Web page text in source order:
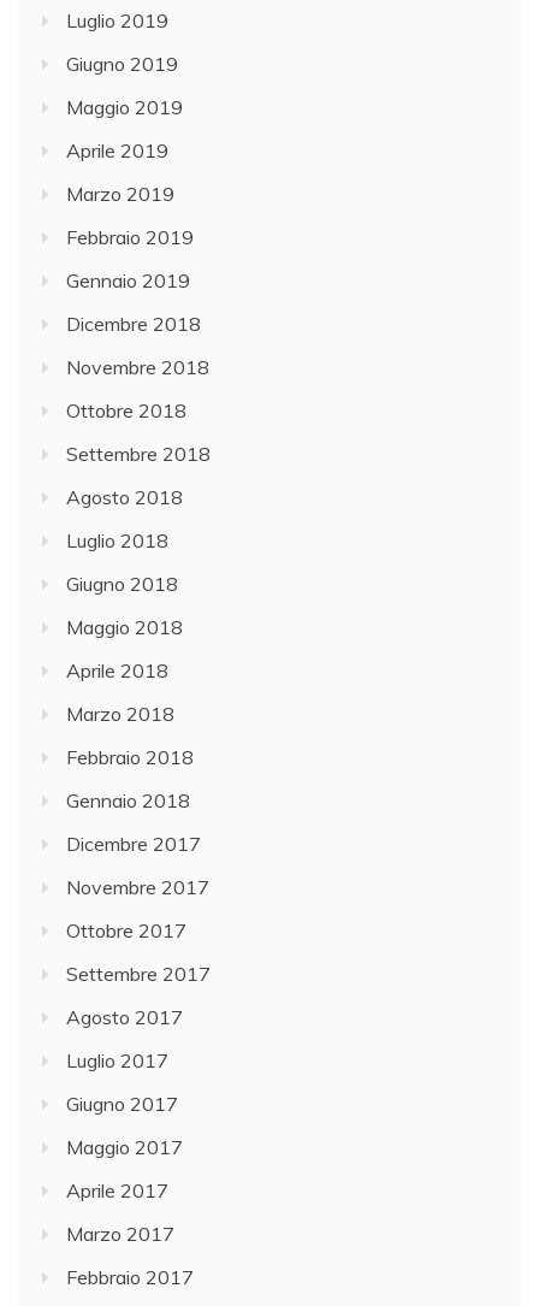
Luglio 2019
Giugno 2019
Maggio 2019
Aprile 2019
Marzo 2019
Febbraio 2019
Gennaio 2019
Dicembre 2018
Novembre 2018
Ottobre 2018
Settembre 2018
Agosto 2018
Luglio 2018
Giugno 2018
Maggio 2018
Aprile 2018
Marzo 2018
Febbraio 2018
Gennaio 2018
Dicembre 2017
Novembre 2017
Ottobre 2017
Settembre 2017
Agosto 2017
Luglio 2017
Giugno 2017
Maggio 2017
Aprile 2017
Marzo 2017
Febbraio 2017